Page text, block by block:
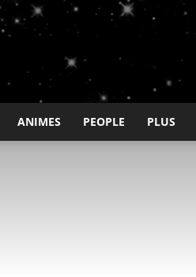
ANIMES PEOPLE PLUS